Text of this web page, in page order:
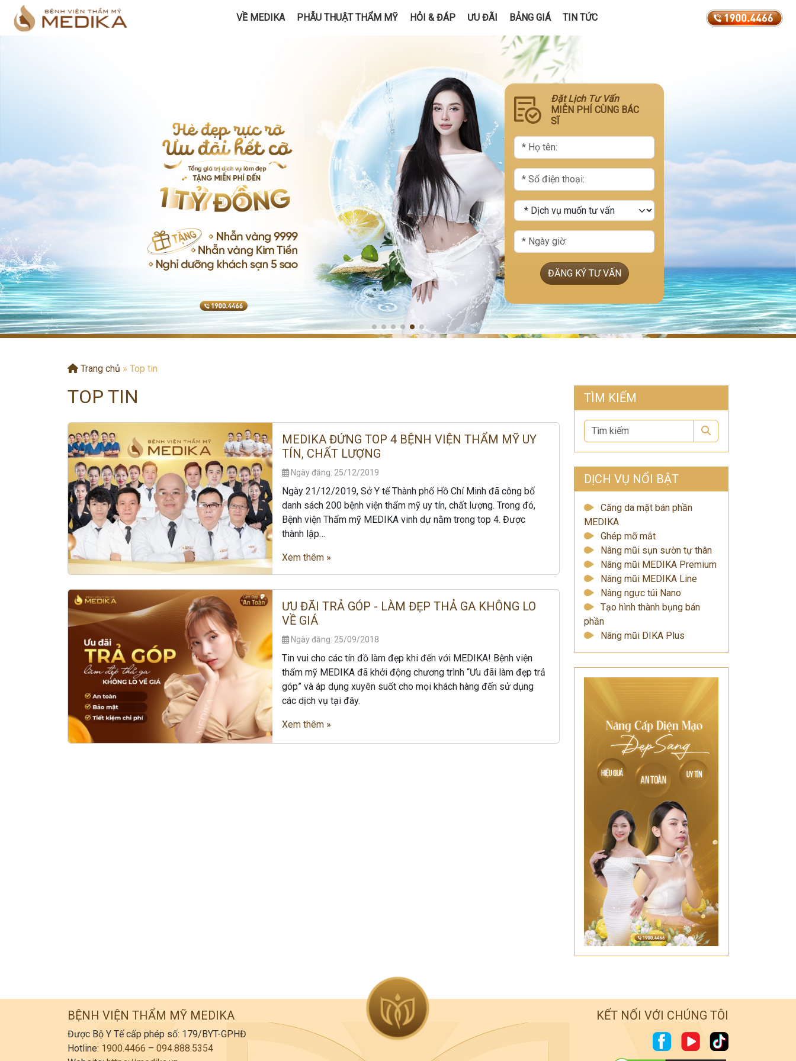
VỀ MEDIKA PHẪU THUẬT THẨM MỸ HỎI & ĐÁP ƯU ĐÃI BẢNG GIÁ TIN TỨC
Đặt Lịch Tư Vấn
MIỄN PHÍ CÙNG BÁC
SĨ
ĐĂNG KÝ TƯ VẤN
Trang chủ » Top tin
TOP TIN
MEDIKA ĐỨNG TOP 4 BỆNH VIỆN THẨM MỸ UY
TÍN, CHẤT LƯỢNG
Ngày đăng: 25/12/2019
Ngày 21/12/2019, Sở Y tế Thành phố Hồ Chí Minh đã công bố
danh sách 200 bệnh viện thẩm mỹ uy tín, chất lượng. Trong đó,
Bệnh viện Thẩm mỹ MEDIKA vinh dự nằm trong top 4. Được
thành lập…
Xem thêm »
ƯU ĐÃI TRẢ GÓP - LÀM ĐẸP THẢ GA KHÔNG LO
VỀ GIÁ
Ngày đăng: 25/09/2018
Tin vui cho các tín đồ làm đẹp khi đến với MEDIKA! Bệnh viện
thẩm mỹ MEDIKA đã khởi động chương trình “Ưu đãi làm đẹp trả
góp” và áp dụng xuyên suốt cho mọi khách hàng đến sử dụng
các dịch vụ tại đây.
Xem thêm »
TÌM KIẾM
DỊCH VỤ NỔI BẬT
Căng da mặt bán phần
MEDIKA
Ghép mỡ mắt
Nâng mũi sụn sườn tự thân
Nâng mũi MEDIKA Premium
Nâng mũi MEDIKA Line
Nâng ngực túi Nano
Tạo hình thành bụng bán
phần
Nâng mũi DIKA Plus
BỆNH VIỆN THẨM MỸ MEDIKA
Được Bộ Y Tế cấp phép số: 179/BYT-GPHĐ
Hotline: 1900.4466 – 094.888.5354
KẾT NỐI VỚI CHÚNG TÔI